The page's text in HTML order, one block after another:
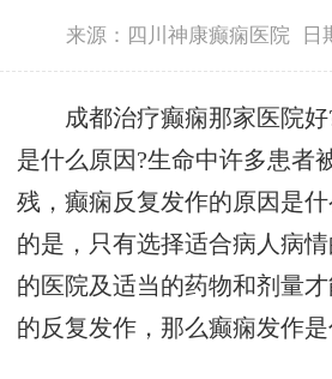
来源：四川神康癫痫医院 日
成都治疗癫痫那家医院好
是什么原因?生命中许多患者
残，癫痫反复发作的原因是
的是，只有选择适合病人病
的医院及适当的药物和剂量
的反复发作，那么癫痫发作